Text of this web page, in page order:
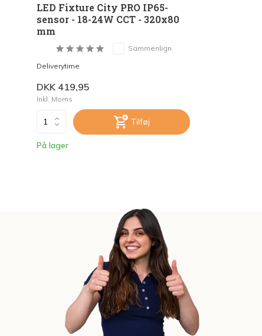
LED Fixture City PRO IP65-
sensor - 18-24W CCT - 320x80
mm
Sammenlign
Deliverytime
DKK 419,95
Inkl. Moms
Tilføj
På lager